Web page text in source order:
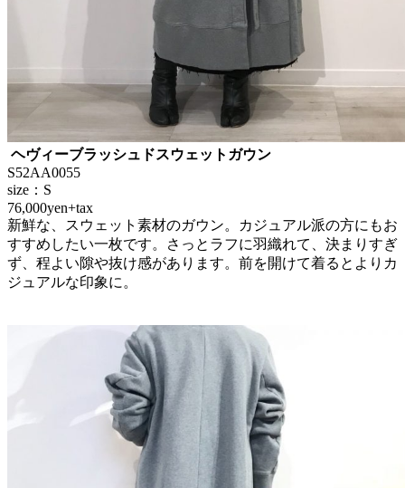
ヘヴィーブラッシュドスウェットガウン
S52AA0055
size：S
76,000yen+tax
新鮮な、スウェット素材のガウン。カジュアル派の方にもお
すすめしたい一枚です。さっとラフに羽織れて、決まりすぎ
ず、程よい隙や抜け感があります。前を開けて着るとよりカ
ジュアルな印象に。